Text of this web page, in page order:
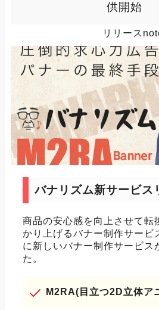
供開始
リリース
バナリズム新サービス
商品の安心感を向上させて転
かり上げるバナー制作サービ
に新しいバナー制作サービス
た。
M2RA(目立つ2D立体ア